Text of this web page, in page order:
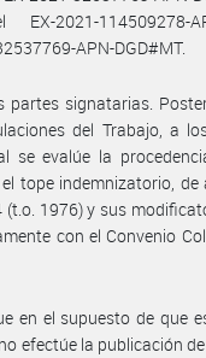
EX-2021-
APN-DGD#MT.
partes signatarias.
del Trabajo, a
se evalúe la
tope indemnizatorio,
1976) y sus
con el Convenio
en el supuesto de que
no efectúe la publicación